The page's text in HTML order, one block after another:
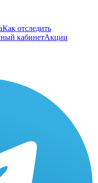
Как отследить
кабинетАкции